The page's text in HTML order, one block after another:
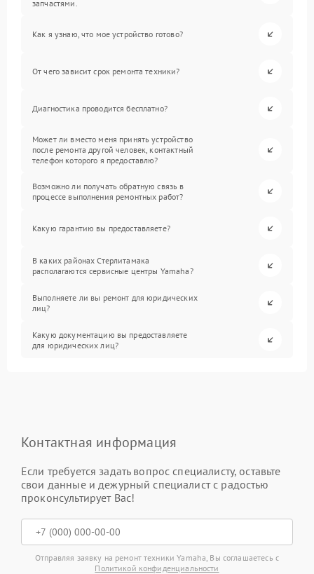
запчастями.
Как я узнаю, что мое устройство готово?
От чего зависит срок ремонта техники?
Диагностика проводится бесплатно?
Может ли вместо меня принять устройство
после ремонта другой человек, контактный
телефон которого я предоставлю?
Возможно ли получать обратную связь в
процессе выполнения ремонтных работ?
Какую гарантию вы предоставляете?
В каких районах Стерлитамака
располагаются сервисные центры Yamaha?
Выполняете ли вы ремонт для юридических
лиц?
Какую документацию вы предоставляете
для юридических лиц?
Контактная информация
Если требуется задать вопрос специалисту, оставьте
свои данные и дежурный специалист с радостью
проконсультирует Вас!
Отправляя заявку на ремонт техники Yamaha, Вы соглашаетесь с
Политикой конфиденциальности